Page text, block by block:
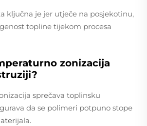
ključna je jer utječe na posjekotinu,
topline tijekom procesa
zonizacija
sprečava toplinsku
da se polimeri potpuno stope